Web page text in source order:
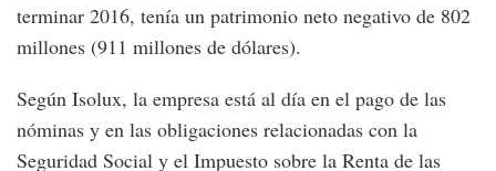
terminar 2016, tenía un patrimonio neto negativo de 802
millones (911 millones de dólares).
Según Isolux, la empresa está al día en el pago de las
nóminas y en las obligaciones relacionadas con la
Seguridad Social y el Impuesto sobre la Renta de las